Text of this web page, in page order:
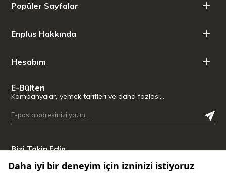
Popüler Sayfalar
Enplus Hakkında
Hesabım
E-Bülten
Kampanyalar, yemek tarifleri ve daha fazlası…
Bizi Takip Edin